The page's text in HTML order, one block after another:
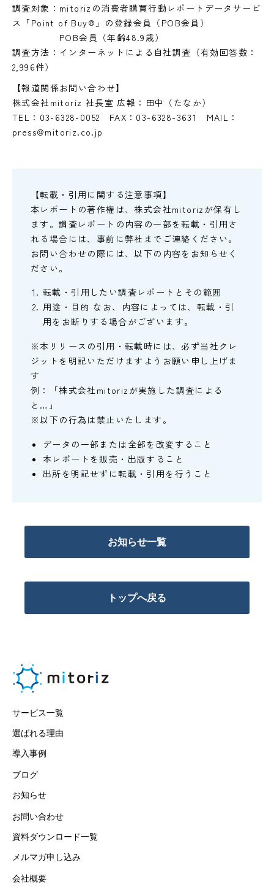
調査対象：mitorizの消費者購買行動レポートデータサービ
ス「Point of Buy®」の登録会員（POB会員）
POB会員（年齢48.9歳）
調査方法：インターネットによる自社調査（有効回答数：
2,996件）
【報道関係お問い合わせ】
株式会社mitoriz 社長室 広報：田中（たなか）
TEL：03-6328-0052 FAX：03-6328-3631 MAIL：
press@mitoriz.co.jp
【転載・引用に関する注意事項】
本レポートの著作権は、株式会社mitorizが保有し
ます。調査レポートの内容の一部を転載・引用さ
れる場合には、事前に弊社までご連絡ください。
お問い合わせの際には、以下の内容をお知らせく
ださい。
転載・引用したい調査レポートとその範囲
用途・目的 なお、内容によっては、転載・引
用をお断りする場合がございます。
※本リリースの引用・転載時には、必ず当社クレ
ジットを明記いただけますようお願い申し上げま
す
例：「株式会社mitorizが実施した調査による
と…」
※以下の行為は禁止いたします。
データの一部または全部を改変すること
本レポートを販売・出版すること
出所を明記せずに転載・引用を行うこと
お知らせ一覧
トップへ戻る
サービス一覧
選ばれる理由
導入事例
ブログ
お知らせ
お問い合わせ
資料ダウンロード一覧
メルマガ申し込み
会社概要